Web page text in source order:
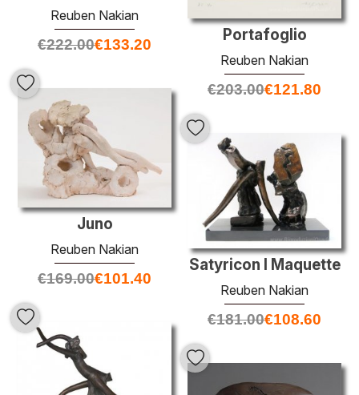
Reuben Nakian
€222.00€133.20
Portafoglio
Reuben Nakian
€203.00€121.80
Juno
Reuben Nakian
€169.00€101.40
Satyricon I Maquette
Reuben Nakian
€181.00€108.60